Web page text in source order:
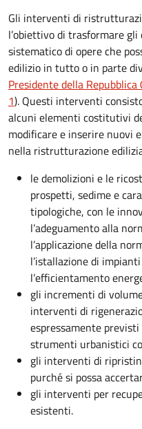
Gli interventi di
l’obiettivo di trasformare
sistematico di opere che
edilizio in tutto o in parte
Presidente della
1). Questi interventi
alcuni elementi costitutivi
modificare e inserire nuovi
nella ristrutturazione
le demolizioni e le
prospetti, sedime e
tipologiche, con le
l’adeguamento alla
l’applicazione della
l’istallazione di
l’efficientamento
gli incrementi di
interventi di
espressamente
strumenti urbanistici
gli interventi di
purché si possa
gli interventi per
esistenti.